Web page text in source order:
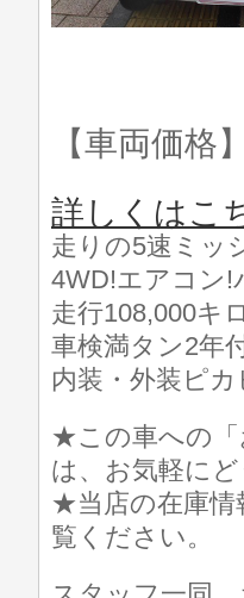
【車両価格】
詳しくはこ
走りの5速ミッ
4WD!エアコン!
走行108,000キ
車検満タン2年
内装・外装ピ
★この車への「
は、お気軽に
★当店の在庫情
覧ください。